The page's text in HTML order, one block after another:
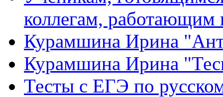
коллегам, работающим
Курамшина Ирина
Курамшина Ирина
Тесты с ЕГЭ по